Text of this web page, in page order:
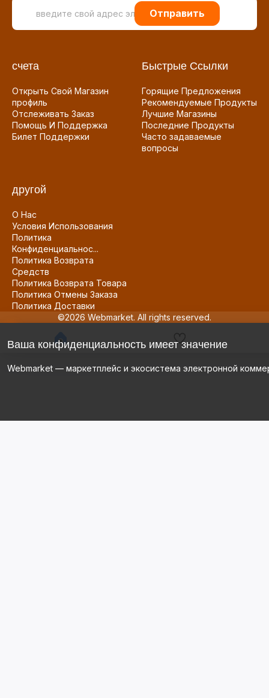
Отправить
счета
Открыть Свой Магазин
профиль
Отслеживать Заказ
Помощь И Поддержка
Билет Поддержки
Быстрые Ссылки
Горящие Предложения
Рекомендуемые Продукты
Лучшие Магазины
Последние Продукты
Часто задаваемые
вопросы
другой
О Нас
Условия Использования
Политика
Конфиденциальнос...
Политика Возврата
Средств
Политика Возврата Товара
Политика Отмены Заказа
Политика Доставки
©2026 Webmarket. All rights reserved.
Ваша конфиденциальность имеет значение
Webmarket — маркетплейс и экосистема электронной